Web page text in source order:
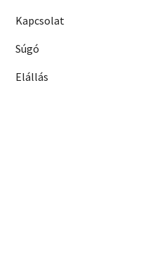
Kapcsolat
Súgó
Elállás